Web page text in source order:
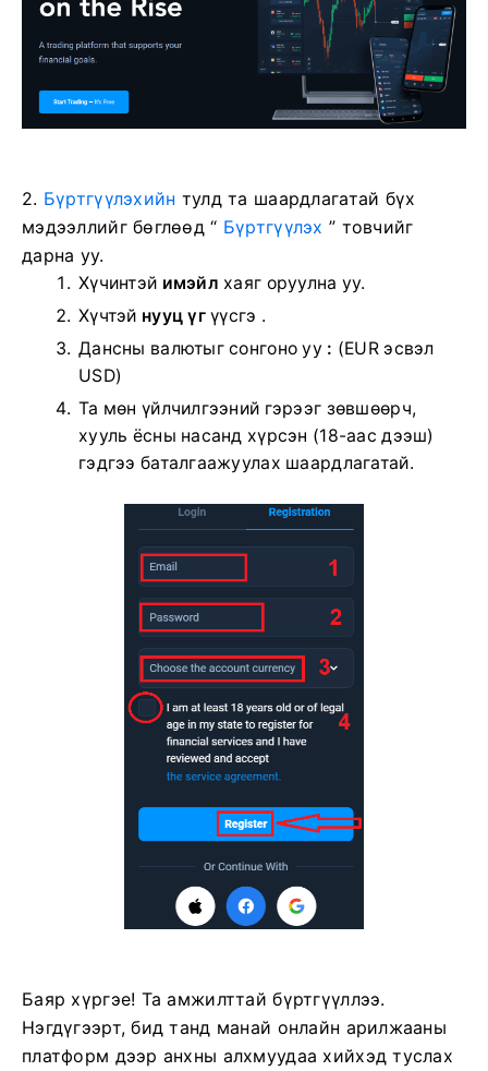
2. Бүртгүүлэхийн тулд та шаардлагатай бүх
мэдээллийг бөглөөд “ Бүртгүүлэх ” товчийг
дарна уу.
Хүчинтэй имэйл хаяг оруулна уу.
Хүчтэй нууц үгүүсгэ .
Дансны валютыг сонгоно уу : (EUR эсвэл
USD)
Та мөн үйлчилгээний гэрээг зөвшөөрч,
хууль ёсны насанд хүрсэн (18-аас дээш)
гэдгээ баталгаажуулах шаардлагатай.
Баяр хүргэе! Та амжилттай бүртгүүллээ.
Нэгдүгээрт, бид танд манай онлайн арилжааны
платформ дээр анхны алхмуудаа хийхэд туслах